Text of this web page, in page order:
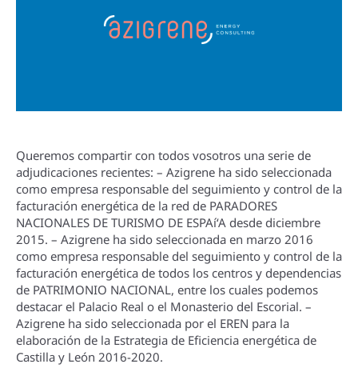
Queremos compartir con todos vosotros una serie de
adjudicaciones recientes: – Azigrene ha sido seleccionada
como empresa responsable del seguimiento y control de la
facturación energética de la red de PARADORES
NACIONALES DE TURISMO DE ESPAí‘A desde diciembre
2015. – Azigrene ha sido seleccionada en marzo 2016
como empresa responsable del seguimiento y control de la
facturación energética de todos los centros y dependencias
de PATRIMONIO NACIONAL, entre los cuales podemos
destacar el Palacio Real o el Monasterio del Escorial. –
Azigrene ha sido seleccionada por el EREN para la
elaboración de la Estrategia de Eficiencia energética de
Castilla y León 2016-2020.